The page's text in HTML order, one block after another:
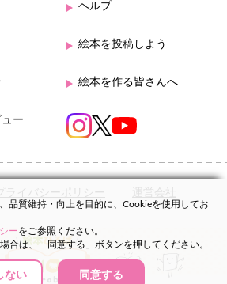
ヘルプ
絵本を投稿しよう
絵本を作る皆さんへ
ー
プライバシーポリシー 運営会社
品質維持・向上を目的に、Cookieを使用してお
ーをご参照ください。
合は、「同意する」ボタンを押してください。
ない 同意する